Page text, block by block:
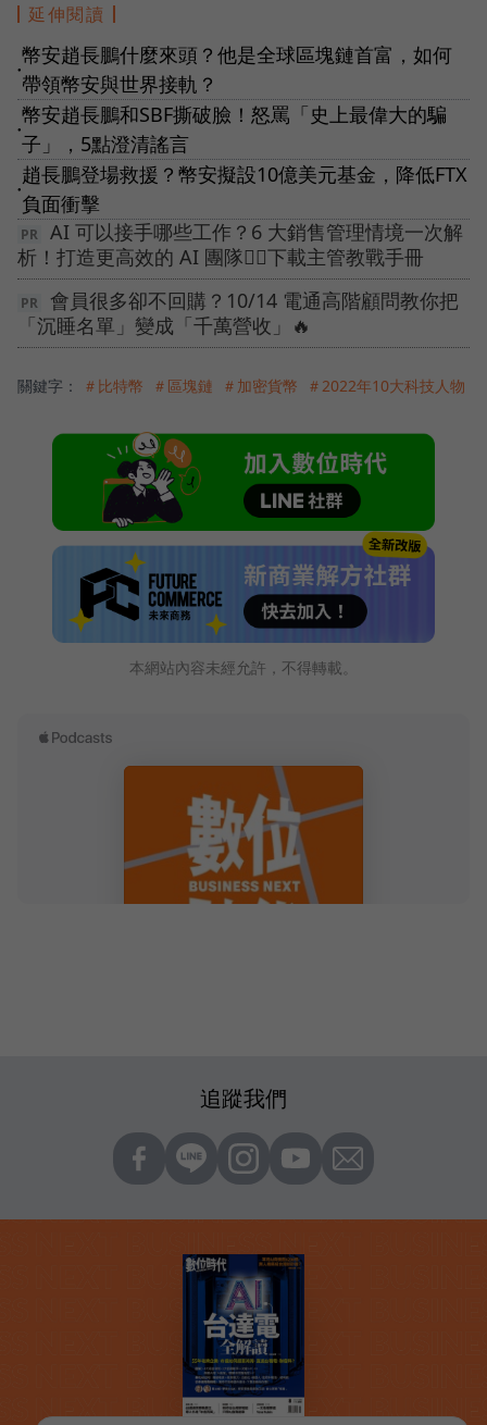
延伸閱讀
●
幣安趙長鵬什麼來頭？他是全球區塊鏈首富，如何
帶領幣安與世界接軌？
●
幣安趙長鵬和SBF撕破臉！怒罵「史上最偉大的騙
子」，5點澄清謠言
●
趙長鵬登場救援？幣安擬設10億美元基金，降低FTX
負面衝擊
AI 可以接手哪些工作？6 大銷售管理情境一次解
析！打造更高效的 AI 團隊👉🏻下載主管教戰手冊
會員很多卻不回購？10/14 電通高階顧問教你把
「沉睡名單」變成「千萬營收」🔥
關鍵字： ＃比特幣 ＃區塊鏈 ＃加密貨幣 ＃2022年10大科技人物
本網站內容未經允許，不得轉載。
追蹤我們